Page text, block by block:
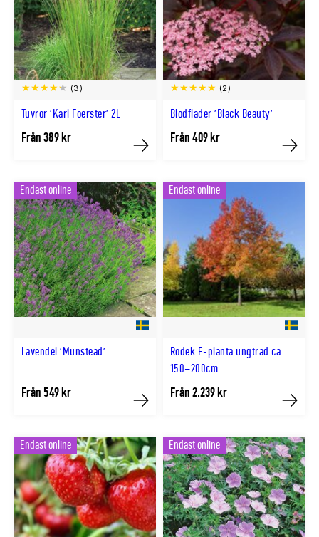
Tuvrör 'Karl Foerster' 2L
(3)
Från 389 kr
Köp
Blodfläder 'Black Beauty'
(2)
Från 409 kr
Köp
Lavendel 'Munstead'
Endast online
Från 549 kr
Köp
Rödek E-planta ungträd ca
150–200cm
Endast online
Från 2.239 kr
Köp
Endast online Endast online